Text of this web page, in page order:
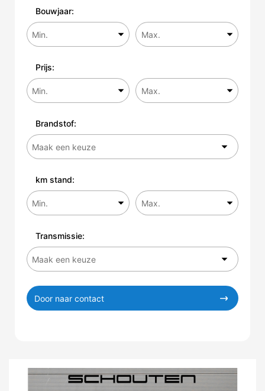
Bouwjaar:
Prijs:
Brandstof:
km stand:
Transmissie:
Door naar contact